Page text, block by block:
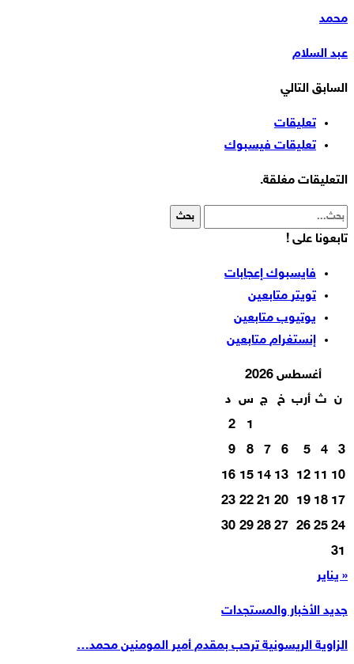
محمد
عبد السلام
السابق التالي
تعليقات
تعليقات فيسبوك
التعليقات مغلقة.
تابعونا على !
فايسبوك إعجابات
تويتر متابعين
يوتيوب متابعين
إنستغرام متابعين
أغسطس 2026
ن ث أرب خ ج س د
1
2
3
4
5
6
7
8
9
10
11
12
13
14
15
16
17
18
19
20
21
22
23
24
25
26
27
28
29
30
31
« يناير
جديد الأخبار والمستجدات
الزاوية الريسونية ترحب بمقدم أمير المومنين محمد…